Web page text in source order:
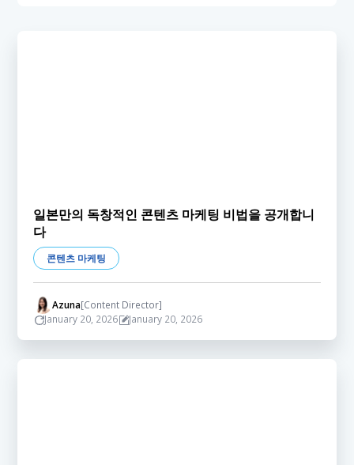
일본만의 독창적인 콘텐츠 마케팅 비법을 공개합니
다
콘텐츠 마케팅
Azuna[Content Director]
January 20, 2026
January 20, 2026